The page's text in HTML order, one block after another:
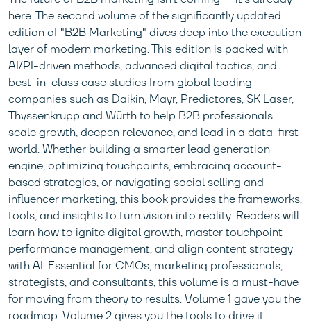
here. The second volume of the significantly updated
edition of "B2B Marketing" dives deep into the execution
layer of modern marketing. This edition is packed with
AI/PI-driven methods, advanced digital tactics, and
best-in-class case studies from global leading
companies such as Daikin, Mayr, Predictores, SK Laser,
Thyssenkrupp and Würth to help B2B professionals
scale growth, deepen relevance, and lead in a data-first
world. Whether building a smarter lead generation
engine, optimizing touchpoints, embracing account-
based strategies, or navigating social selling and
influencer marketing, this book provides the frameworks,
tools, and insights to turn vision into reality. Readers will
learn how to ignite digital growth, master touchpoint
performance management, and align content strategy
with AI. Essential for CMOs, marketing professionals,
strategists, and consultants, this volume is a must-have
for moving from theory to results. Volume 1 gave you the
roadmap. Volume 2 gives you the tools to drive it.